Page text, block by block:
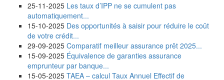
25-11-2025 Les taux d’IPP ne se cumulent pas
automatiquement...
15-10-2025 Des opportunités à saisir pour réduire le coût
de votre crédit...
29-09-2025 Comparatif meilleur assurance prêt 2025...
15-09-2025 Équivalence de garanties assurance
emprunteur par banque...
15-05-2025 TAEA – calcul Taux Annuel Effectif de